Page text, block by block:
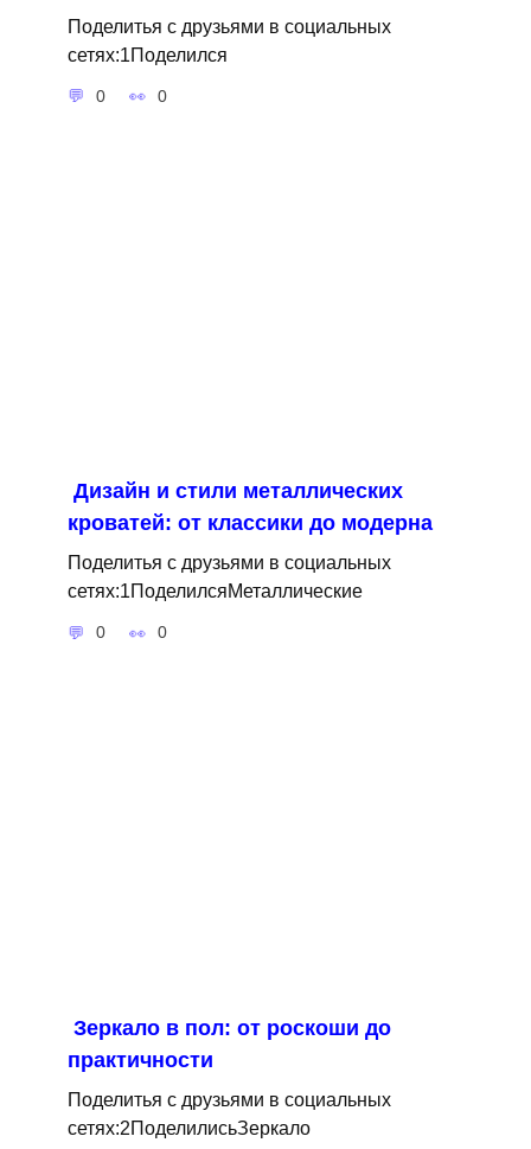
Поделитья с друзьями в социальных
сетях:1Поделился
0 0
Дизайн и стили металлических
кроватей: от классики до модерна
Поделитья с друзьями в социальных
сетях:1ПоделилсяМеталлические
0 0
Зеркало в пол: от роскоши до
практичности
Поделитья с друзьями в социальных
сетях:2ПоделилисьЗеркало